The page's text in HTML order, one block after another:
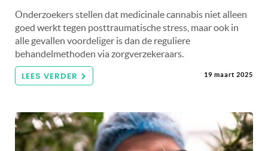
Onderzoekers stellen dat medicinale cannabis niet alleen
goed werkt tegen posttraumatische stress, maar ook in
alle gevallen voordeliger is dan de reguliere
behandelmethoden via zorgverzekeraars.
LEES VERDER 19 maart 2025